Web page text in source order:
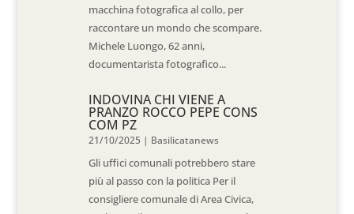
macchina fotografica al collo, per
raccontare un mondo che scompare.
Michele Luongo, 62 anni,
documentarista fotografico...
INDOVINA CHI VIENE A
PRANZO ROCCO PEPE CONS
COM PZ
21/10/2025 | Basilicatanews
Gli uffici comunali potrebbero stare
più al passo con la politica Per il
consigliere comunale di Area Civica,